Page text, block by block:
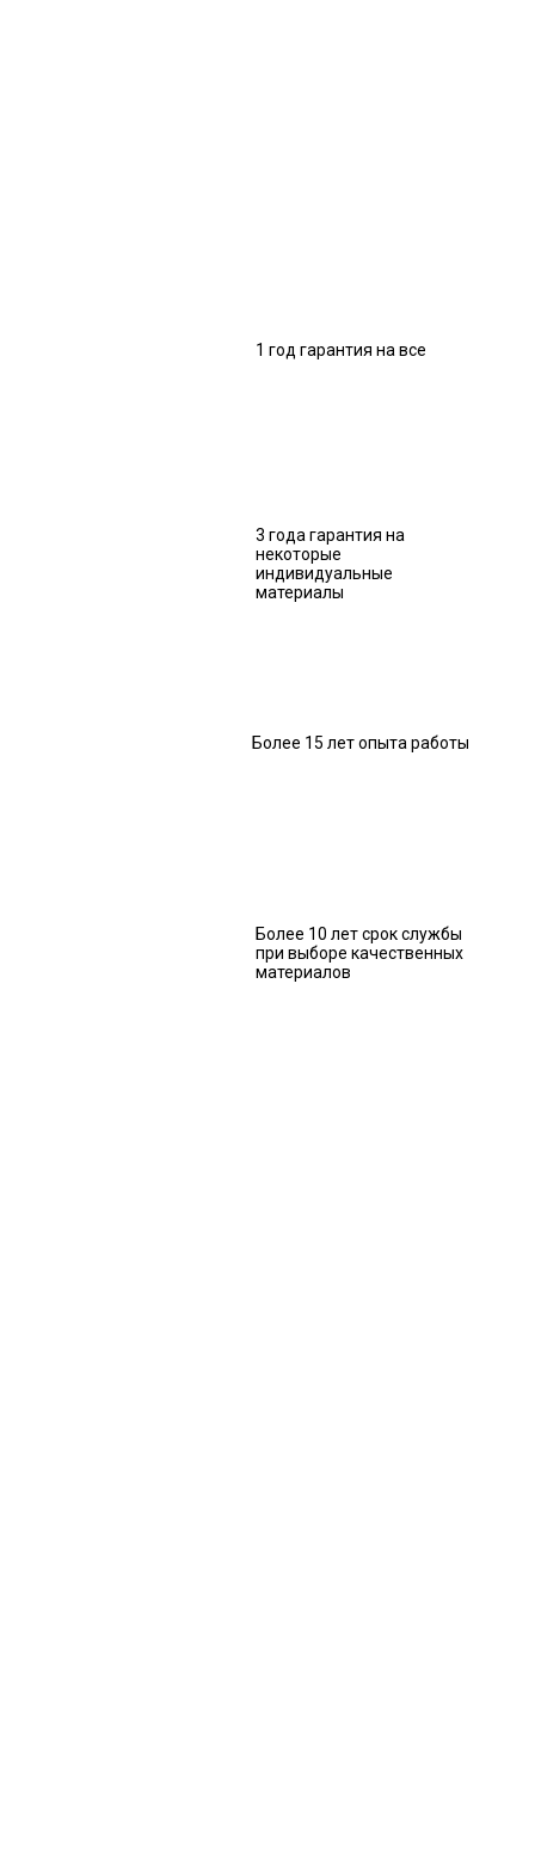
1 год гарантия на все
3 года гарантия на
некоторые
индивидуальные
материалы
Более 15 лет опыта работы
Более 10 лет срок службы
при выборе качественных
материалов